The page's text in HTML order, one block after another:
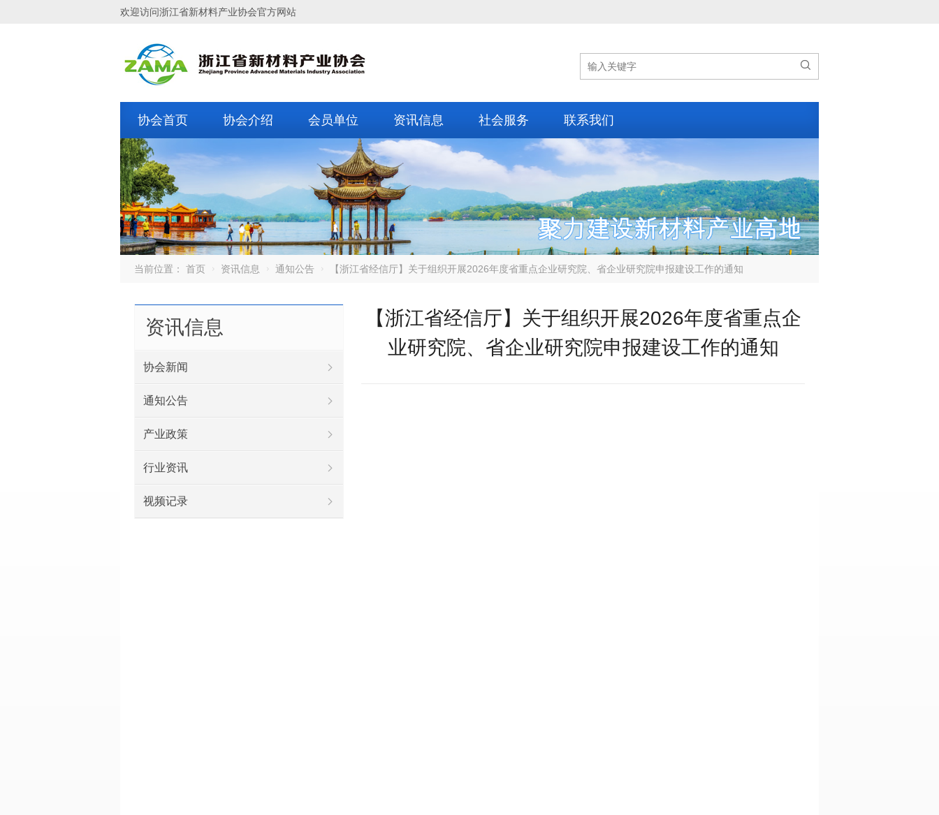
欢迎访问浙江省新材料产业协会官方网站

协会首页 协会介绍 会员单位 资讯信息 社会服务 联系我们
当前位置： 首页 资讯信息 通知公告 【浙江省经信厅】关于组织开展2026年度省重点企业研究院、省企业研究院申报建设工作的通知
【浙江省经信厅】关于组织开展2026年度省重点企
业研究院、省企业研究院申报建设工作的通知
资讯信息
协会新闻
通知公告
产业政策
行业资讯
视频记录